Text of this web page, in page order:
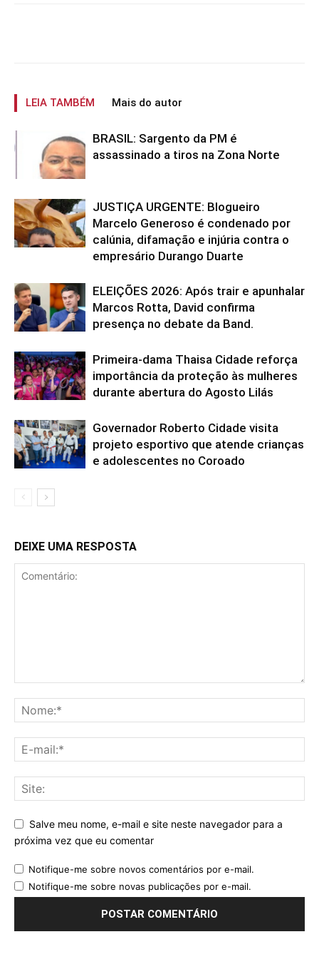
LEIA TAMBÉM Mais do autor
BRASIL: Sargento da PM é
assassinado a tiros na Zona Norte
JUSTIÇA URGENTE: Blogueiro
Marcelo Generoso é condenado por
calúnia, difamação e injúria contra o
empresário Durango Duarte
ELEIÇÕES 2026: Após trair e apunhalar
Marcos Rotta, David confirma
presença no debate da Band.
Primeira-dama Thaisa Cidade reforça
importância da proteção às mulheres
durante abertura do Agosto Lilás
Governador Roberto Cidade visita
projeto esportivo que atende crianças
e adolescentes no Coroado
DEIXE UMA RESPOSTA
Salve meu nome, e-mail e site neste navegador para a
próxima vez que eu comentar
Notifique-me sobre novos comentários por e-mail.
Notifique-me sobre novas publicações por e-mail.